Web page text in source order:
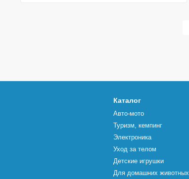
Каталог
Авто-мото
Туризм, кемпинг
Электроника
Уход за телом
Детские игрушки
Для домашних животных